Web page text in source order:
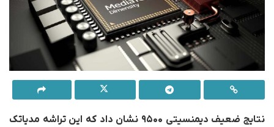
نتایج ضعیف دیمنسیتی ۹۵۰۰ نشان داد که این تراشه مدیاتک